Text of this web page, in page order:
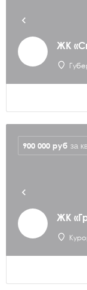
ЖК
ЖК
900 000 руб за